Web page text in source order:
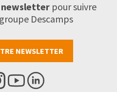
newsletter pour suivre
Descamps
NEWSLETTER